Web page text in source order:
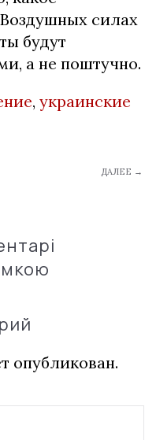
силах
будут
а не поштучно.
, украинские
ДАЛЕЕ →
опубликован.